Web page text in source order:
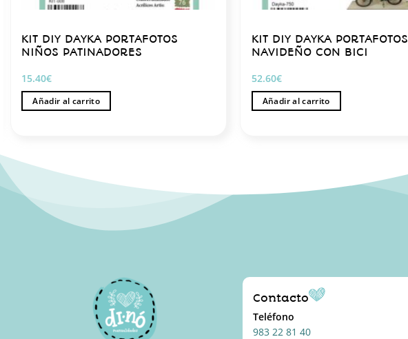
KIT DIY DAYKA PORTAFOTOS
NIÑOS PATINADORES
15.40€
Añadir al carrito
KIT DIY DAYKA PORTAFOTOS
NAVIDEÑO CON BICI
52.60€
Añadir al carrito
Contacto
Teléfono
983 22 81 40